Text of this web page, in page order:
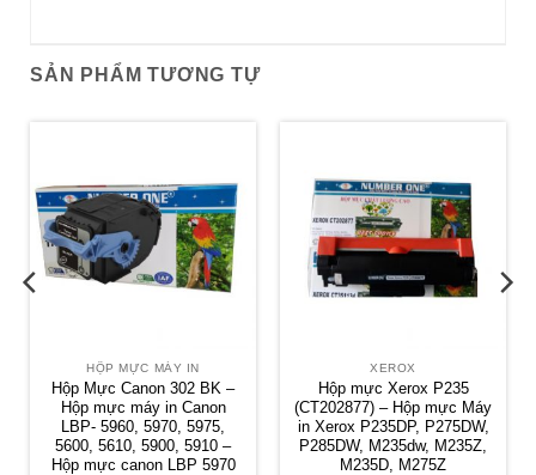
SẢN PHẨM TƯƠNG TỰ
HỘP MỰC MÁY IN
Hộp Mực Canon 302 BK –
Hộp mực máy in Canon
LBP- 5960, 5970, 5975,
5600, 5610, 5900, 5910 –
Hộp mực canon LBP 5970
XEROX
Hộp mực Xerox P235
(CT202877) – Hộp mực Máy
in Xerox P235DP, P275DW,
P285DW, M235dw, M235Z,
M235D, M275Z